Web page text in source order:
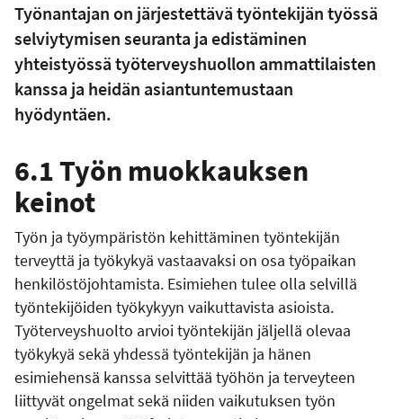
Työnantajan on järjestettävä työntekijän työssä
selviytymisen seuranta ja edistäminen
yhteistyössä työterveyshuollon ammattilaisten
kanssa ja heidän asiantuntemustaan
hyödyntäen.
6.1 Työn muokkauksen
keinot
Työn ja työympäristön kehittäminen työntekijän
terveyttä ja työkykyä vastaavaksi on osa työpaikan
henkilöstöjohtamista. Esimiehen tulee olla selvillä
työntekijöiden työkykyyn vaikuttavista asioista.
Työterveyshuolto arvioi työntekijän jäljellä olevaa
työkykyä sekä yhdessä työntekijän ja hänen
esimiehensä kanssa selvittää työhön ja terveyteen
liittyvät ongelmat sekä niiden vaikutuksen työn